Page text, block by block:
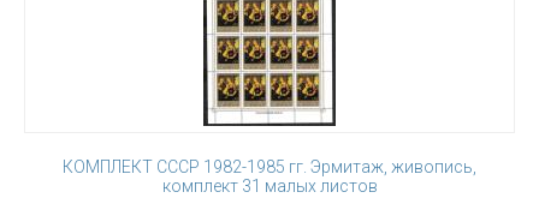
КОМПЛЕКТ СССР 1982-1985 гг. Эрмитаж, живопись,
комплект 31 малых листов